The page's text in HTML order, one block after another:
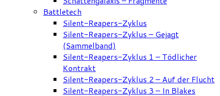
Battletech
Silent-Reapers-Zyklus
Silent-Reapers-Zyklus – Gejagt
(Sammelband)
Silent-Reapers-Zyklus 1 – Tödlicher
Kontrakt
Silent-Reapers-Zyklus 2 – Auf der Flucht
Silent-Reapers-Zyklus 3 – In Blakes